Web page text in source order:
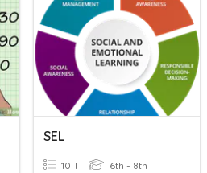
SEL
10 T 6th - 8th